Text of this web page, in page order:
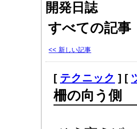
開発日誌
すべての記事
<< 新しい記事
[ テクニック ] [
柵の向う側